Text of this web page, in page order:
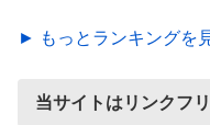
► もっとランキングを
当サイトはリンクフ